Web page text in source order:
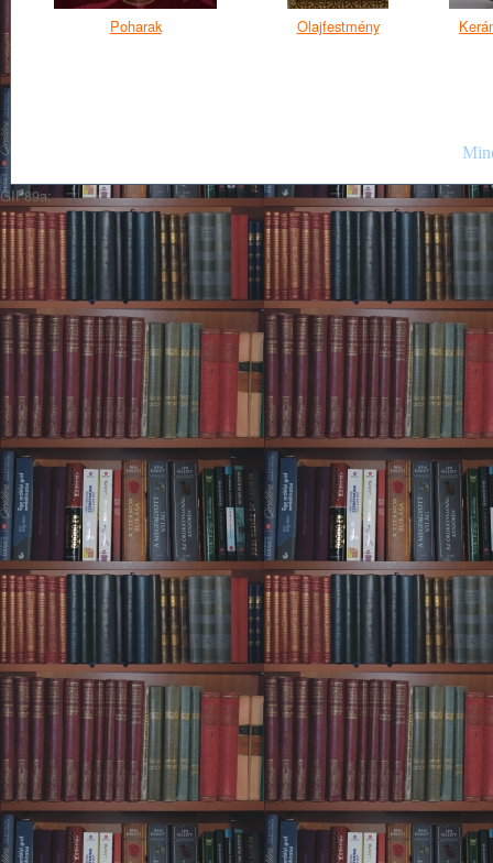
Poharak Olajfestmény
GIF89a;